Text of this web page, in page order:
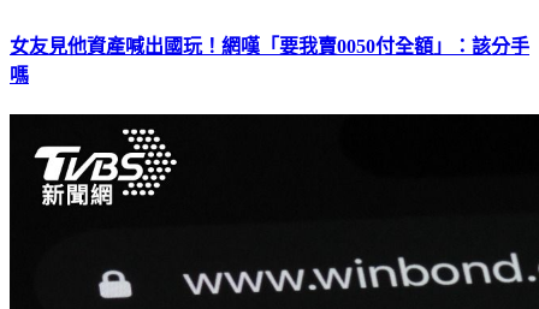
女友見他資產喊出國玩！網嘆「要我賣0050付全額」：該分手
嗎